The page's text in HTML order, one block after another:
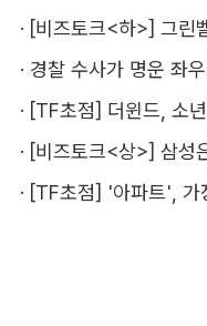
·
·
·
·
· [TF초점] '아파트', 가